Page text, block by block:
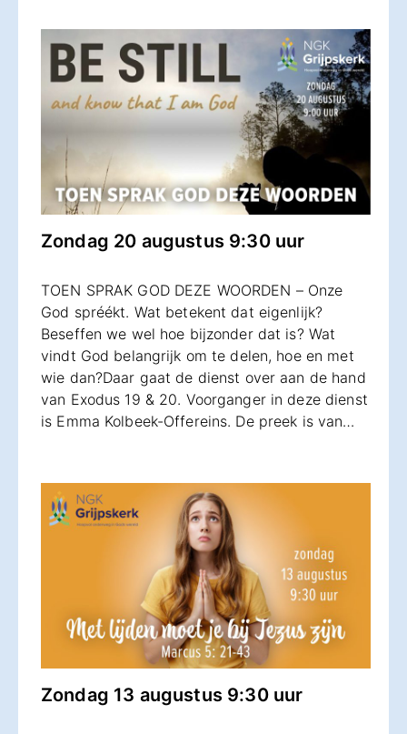
Zondag 20 augustus 9:30 uur
TOEN SPRAK GOD DEZE WOORDEN – Onze
God spréékt. Wat betekent dat eigenlijk?
Beseffen we wel hoe bijzonder dat is? Wat
vindt God belangrijk om te delen, hoe en met
wie dan?Daar gaat de dienst over aan de hand
van Exodus 19 & 20. Voorganger in deze dienst
is Emma Kolbeek-Offereins. De preek is van…
Zondag 13 augustus 9:30 uur